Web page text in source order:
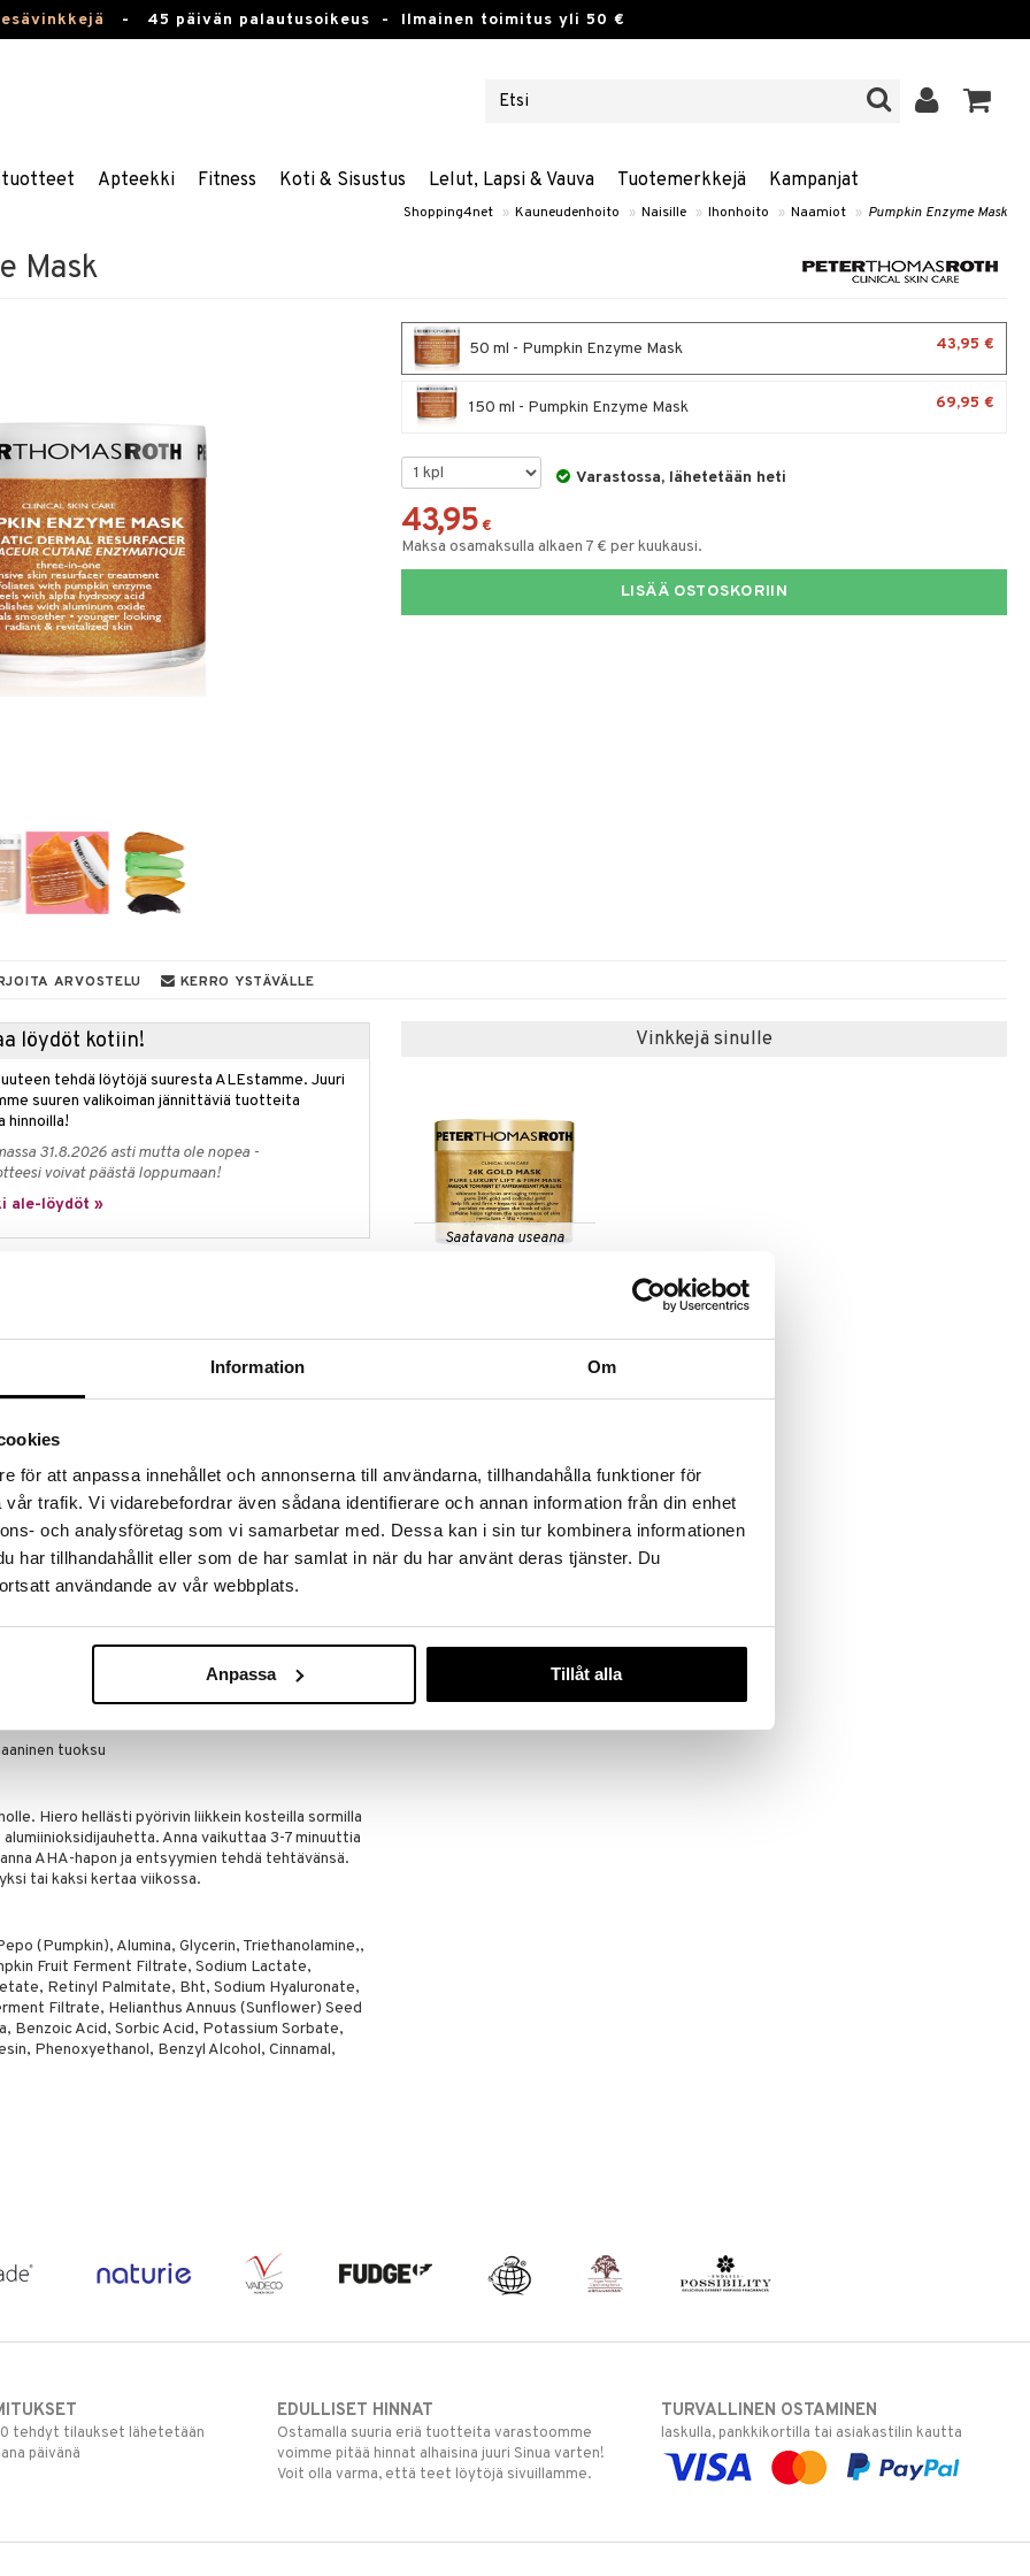
Information Om
för att anpassa innehållet och annonserna till användarna, tillhandahålla funktioner för
trafik. Vi vidarebefordrar även sådana identifierare och annan information från din enhet
och analysföretag som vi samarbetar med. Dessa kan i sin tur kombinera informationen
har tillhandahållit eller som de har samlat in när du har använt deras tjänster. Du
användande av vår webbplats.
Anpassa Tillåt alla
- 45 päivän palautusoikeus - Ilmainen toimitus yli 50 €
Apteekki Fitness Koti & Sisustus Lelut, Lapsi & Vauva Tuotemerkkejä Kampanjat
Shopping4net » Kauneudenhoito » Naisille » Ihonhoito » Naamiot » Pumpkin Enzyme Mask
Mask
50 ml - Pumpkin Enzyme Mask 43,95 €
150 ml - Pumpkin Enzyme Mask 69,95 €
Varastossa, lähetetään heti
43,95 €
Maksa osamaksulla alkaen 7 € per kuukausi.
LISÄÄ OSTOSKORIIN
ARVOSTELU KERRO YSTÄVÄLLE
löydöt kotiin!
tehdä löytöjä suuresta ALEstamme. Juuri
suuren valikoiman jännittäviä tuotteita
hinnoilla!
31.8.2026 asti mutta ole nopea -
voivat päästä loppumaan!
ale-löydöt »
Rothilta hieroo pois pinnallisia, kuolleita
voimakas ja tehokas kuorinta, joka on tehty
kirkkaampi naamion jälkeen sen poistaessa
ihonrakenne tasoittuu kuorinnan ja
Ihosta tulee selkeästi eläväisempi, nuorempi ja
fyysinen kuorinta nuorentaa ihoa ja antaa sille
hellästi pinnalliset kuolleet ihosolut.
kuorii pois harmaita ja ikäviä soluja paljastaen
tuoksu
Hiero hellästi pyörivin liikkein kosteilla sormilla
Anna vaikuttaa 3-7 minuuttia
AHA-hapon ja entsyymien tehdä tehtävänsä.
tai kaksi kertaa viikossa.
(Pumpkin), Alumina, Glycerin, Triethanolamine,,
Fruit Ferment Filtrate, Sodium Lactate,
Retinyl Palmitate, Bht, Sodium Hyaluronate,
Filtrate, Helianthus Annuus (Sunflower) Seed
Benzoic Acid, Sorbic Acid, Potassium Sorbate,
Phenoxyethanol, Benzyl Alcohol, Cinnamal,
Vinkkejä sinulle
Saatavana useana
tehdyt tilaukset lähetetään
päivänä
EDULLISET HINNAT
Ostamalla suuria eriä tuotteita varastoomme
voimme pitää hinnat alhaisina juuri Sinua varten!
Voit olla varma, että teet löytöjä sivuillamme.
TURVALLINEN OSTAMINEN
laskulla, pankkikortilla tai asiakastilin kautta